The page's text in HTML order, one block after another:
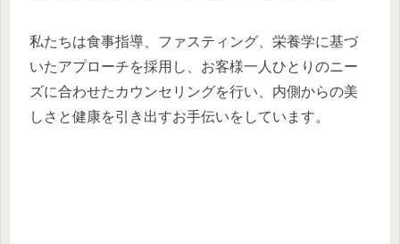
私たちは食事指導、ファスティング、栄養学に基づ
いたアプローチを採用し、お客様一人ひとりのニー
ズに合わせたカウンセリングを行い、内側からの美
しさと健康を引き出すお手伝いをしています。